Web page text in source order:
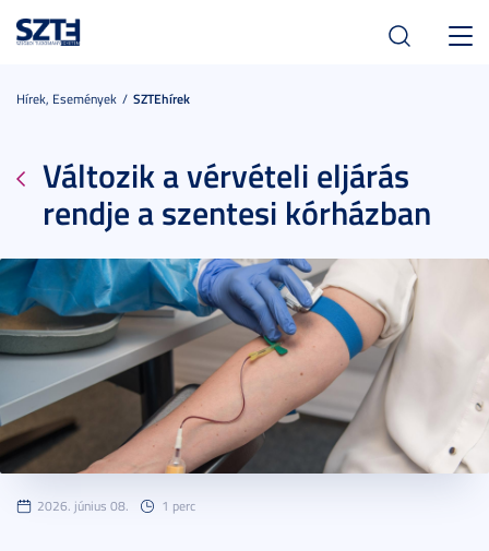
Hírek, Események SZTEhírek
Változik a vérvételi eljárás
rendje a szentesi kórházban
2026. június 08. 1 perc